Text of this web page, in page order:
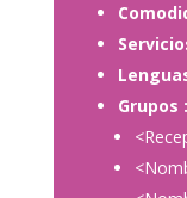
Grupos :